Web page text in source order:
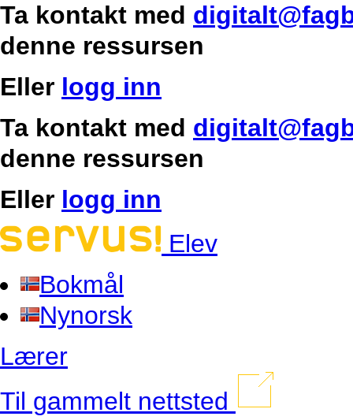
Ta kontakt med
denne ressursen
Eller logg inn
Ta kontakt med
denne ressursen
Eller logg inn
Elev
Bokmål
Nynorsk
Lærer
Til gammelt nettsted